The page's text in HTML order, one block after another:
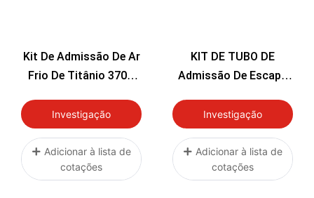
Kit De Admissão De Ar
Frio De Titânio 370Z
Investigação
Adicionar à lista de
cotações
KIT DE TUBO DE
Admissão De Escape
Para Nissan 370z G35
Investigação
Adicionar à lista de
cotações